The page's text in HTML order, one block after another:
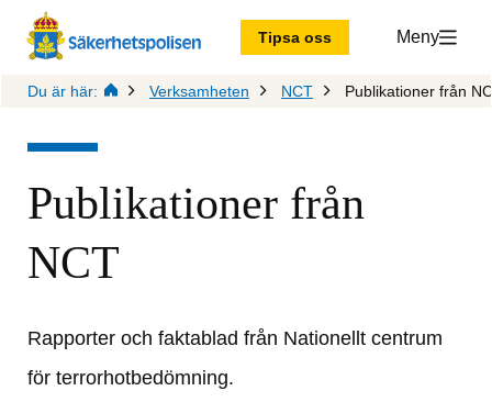
Tipsa oss Meny
Du är här: Verksamheten NCT Publikationer från
Publikationer från
NCT
Rapporter och faktablad från Nationellt centrum
för terrorhotbedömning.